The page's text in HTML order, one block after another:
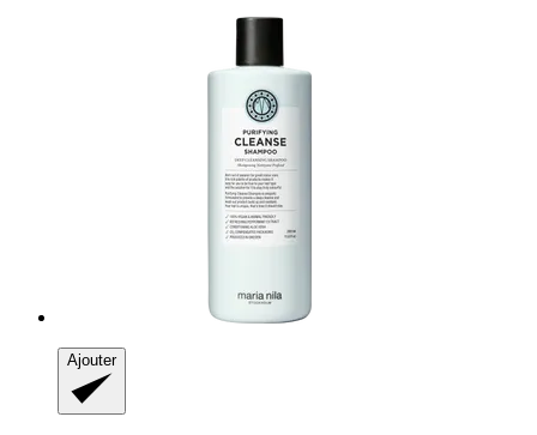
Ajouter